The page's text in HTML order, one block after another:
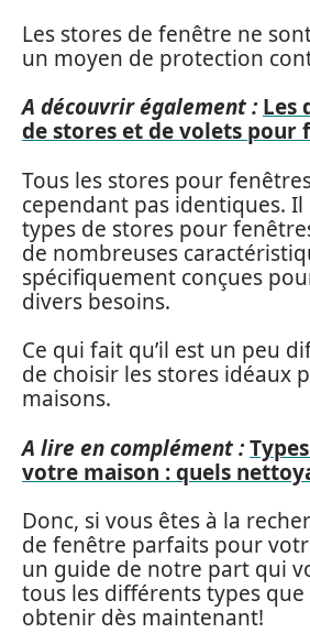
Les stores de fenêtre ne
un moyen de protection
A découvrir également : Les
de stores et de volets pour
Tous les stores pour
cependant pas identiques.
types de stores pour
de nombreuses
spécifiquement conçues
divers besoins.
Ce qui fait qu’il est un peu
de choisir les stores idéaux
maisons.
A lire en complément :
votre maison : quels
Donc, si vous êtes à la
de fenêtre parfaits pour
un guide de notre part qui
tous les différents types
obtenir dès maintenant!